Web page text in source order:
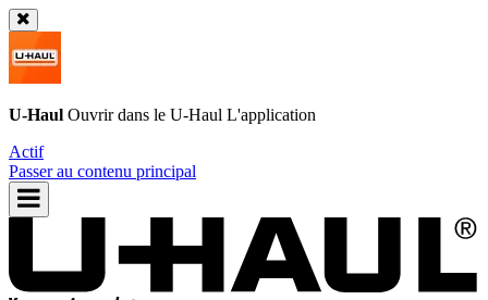
U-Haul Ouvrir dans le U-Haul L'application
Actif
Passer au contenu principal